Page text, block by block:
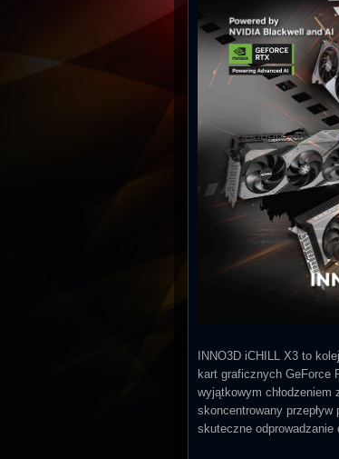
INNO3D iCHILL X3 to
kart graficznych GeForce
wyjątkowym chłodzeniem
skoncentrowany
skuteczne odprowadzanie